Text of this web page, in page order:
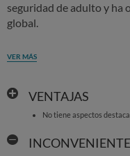
seguridad de adulto y ha
global.
VER MÁS
VENTAJAS
No tiene aspectos